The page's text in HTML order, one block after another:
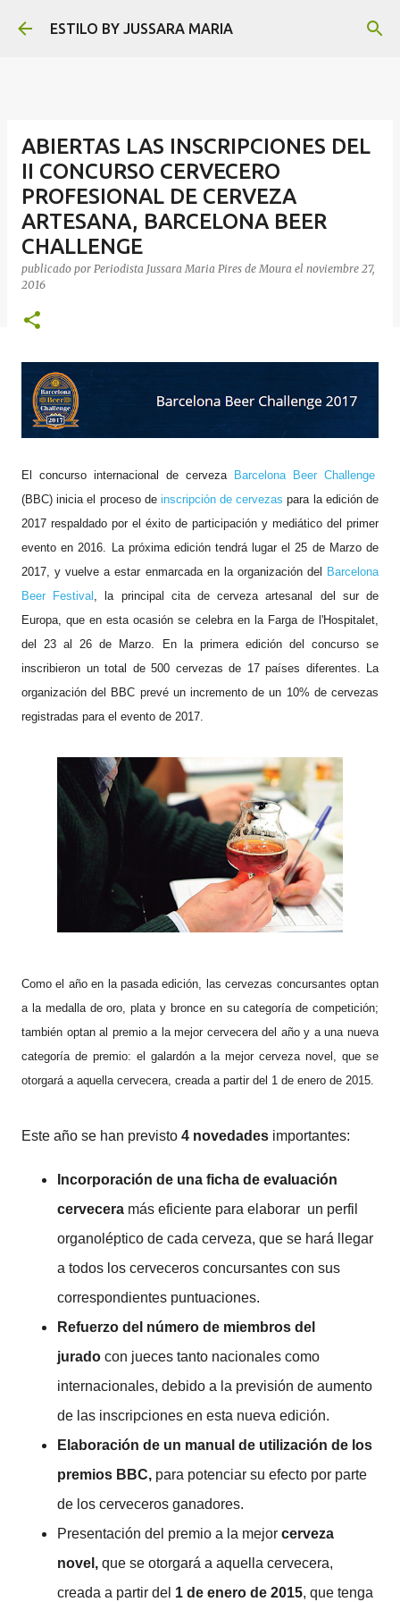
Ir al contenido principal
ESTILO BY JUSSARA MARIA
ABIERTAS LAS INSCRIPCIONES DEL
II CONCURSO CERVECERO
PROFESIONAL DE CERVEZA
ARTESANA, BARCELONA BEER
CHALLENGE
publicado por Periodista Jussara Maria Pires de Moura el noviembre 27,
2016
El concurso internacional de cerveza Barcelona Beer Challenge
(BBC) inicia el proceso de inscripción de cervezas para la edición de
2017 respaldado por el éxito de participación y mediático del primer
evento en 2016. La próxima edición tendrá lugar el 25 de Marzo de
2017, y vuelve a estar enmarcada en la organización del
Barcelona
Beer Festival , la principal cita de cerveza artesanal del sur de
Europa, que en esta ocasión se celebra en la Farga de l'Hospitalet,
del 23 al 26 de Marzo. En la primera edición del concurso se
inscribieron un total de 500 cervezas de 17 países diferentes. La
organización del BBC prevé un incremento de un 10% de cervezas
registradas para el evento de 2017.
Como el año en la pasada edición, las cervezas concursantes optan
a la medalla de oro, plata y bronce en su categoría de competición;
también optan al premio a la mejor cervecera del año y a una nueva
categoría de premio: el galardón a la mejor cerveza novel, que se
otorgará a aquella cervecera, creada a partir del 1 de enero de 2015.
Este año se han previsto 4 novedades importantes:
Incorporación de una ficha de evaluación
cervecera más eficiente para elaborar un perfil
organoléptico de cada cerveza, que se hará llegar
a todos los cerveceros concursantes con sus
correspondientes puntuaciones.
Refuerzo del número de miembros del
jurado con jueces tanto nacionales como
internacionales, debido a la previsión de aumento
de las inscripciones en esta nueva edición.
Elaboración de un manual de utilización de los
premios BBC, para potenciar su efecto por parte
de los cerveceros ganadores.
Presentación del premio a la mejor cerveza
novel, que se otorgará a aquella cervecera,
creada a partir del 1 de enero de 2015, que tenga